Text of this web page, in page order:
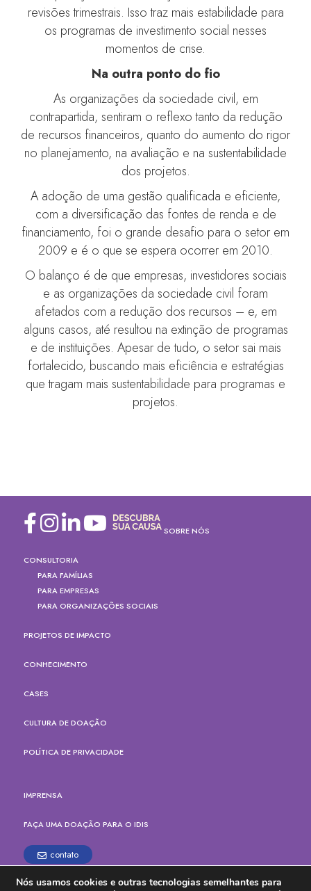
revisões trimestrais. Isso traz mais estabilidade para
os programas de investimento social nesses
momentos de crise.
Na outra ponto do fio
As organizações da sociedade civil, em
contrapartida, sentiram o reflexo tanto da redução
de recursos financeiros, quanto do aumento do rigor
no planejamento, na avaliação e na sustentabilidade
dos projetos.
A adoção de uma gestão qualificada e eficiente,
com a diversificação das fontes de renda e de
financiamento, foi o grande desafio para o setor em
2009 e é o que se espera ocorrer em 2010.
O balanço é de que empresas, investidores sociais
e as organizações da sociedade civil foram
afetados com a redução dos recursos – e, em
alguns casos, até resultou na extinção de programas
e de instituições. Apesar de tudo, o setor sai mais
fortalecido, buscando mais eficiência e estratégias
que tragam mais sustentabilidade para programas e
projetos.
SOBRE NÓS
CONSULTORIA
PARA FAMÍLIAS
PARA EMPRESAS
PARA ORGANIZAÇÕES SOCIAIS
PROJETOS DE IMPACTO
CONHECIMENTO
CASES
CULTURA DE DOAÇÃO
POLÍTICA DE PRIVACIDADE
IMPRENSA
FAÇA UMA DOAÇÃO PARA O IDIS
contato
Rua Paes Leme, 524, cj.165
Nós usamos cookies e outras tecnologias semelhantes para